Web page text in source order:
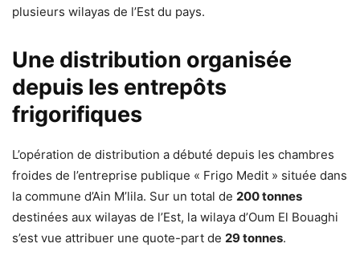
plusieurs wilayas de l’Est du pays.
Une distribution organisée
depuis les entrepôts
frigorifiques
L’opération de distribution a débuté depuis les chambres
froides de l’entreprise publique « Frigo Medit » située dans
la commune d’Ain M’lila. Sur un total de 200 tonnes
destinées aux wilayas de l’Est, la wilaya d’Oum El Bouaghi
s’est vue attribuer une quote-part de 29 tonnes.